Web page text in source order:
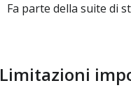
Fa parte della suite di
Limitazioni